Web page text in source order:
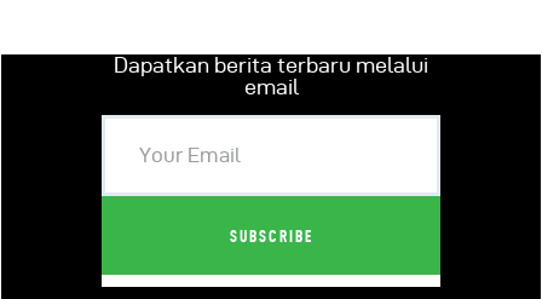
Dapatkan berita terbaru melalui
email